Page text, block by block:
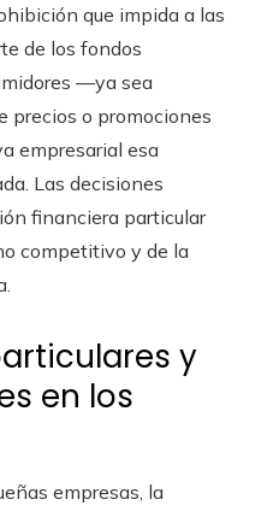
que impida a las
de los fondos
—ya sea
precios o promociones
empresarial esa
Las decisiones
financiera particular
competitivo y de la
y
en los
empresas, la